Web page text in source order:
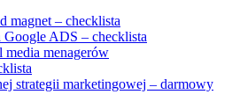
magnet – checklista
Google ADS – checklista
media menagerów
strategii marketingowej – darmowy